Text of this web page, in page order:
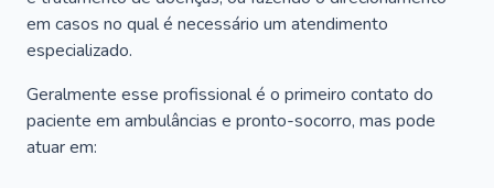
em casos no qual é necessário um atendimento
especializado.
Geralmente esse profissional é o primeiro contato do
paciente em ambulâncias e pronto-socorro, mas pode
atuar em: